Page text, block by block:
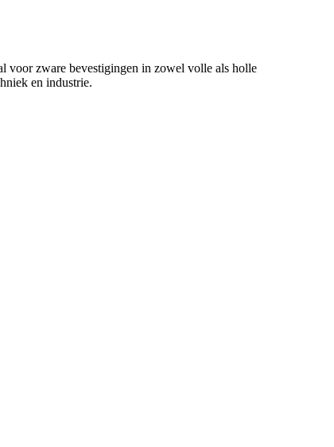
voor zware bevestigingen in zowel volle als holle
en industrie.